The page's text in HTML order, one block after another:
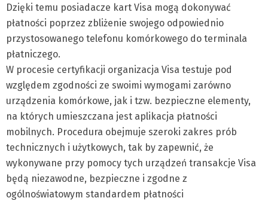
Dzięki temu posiadacze kart Visa mogą dokonywać
płatności poprzez zbliżenie swojego odpowiednio
przystosowanego telefonu komórkowego do terminala
płatniczego.
W procesie certyfikacji organizacja Visa testuje pod
względem zgodności ze swoimi wymogami zarówno
urządzenia komórkowe, jak i tzw. bezpieczne elementy,
na których umieszczana jest aplikacja płatności
mobilnych. Procedura obejmuje szeroki zakres prób
technicznych i użytkowych, tak by zapewnić, że
wykonywane przy pomocy tych urządzeń transakcje Visa
będą niezawodne, bezpieczne i zgodne z
ogólnoświatowym standardem płatności